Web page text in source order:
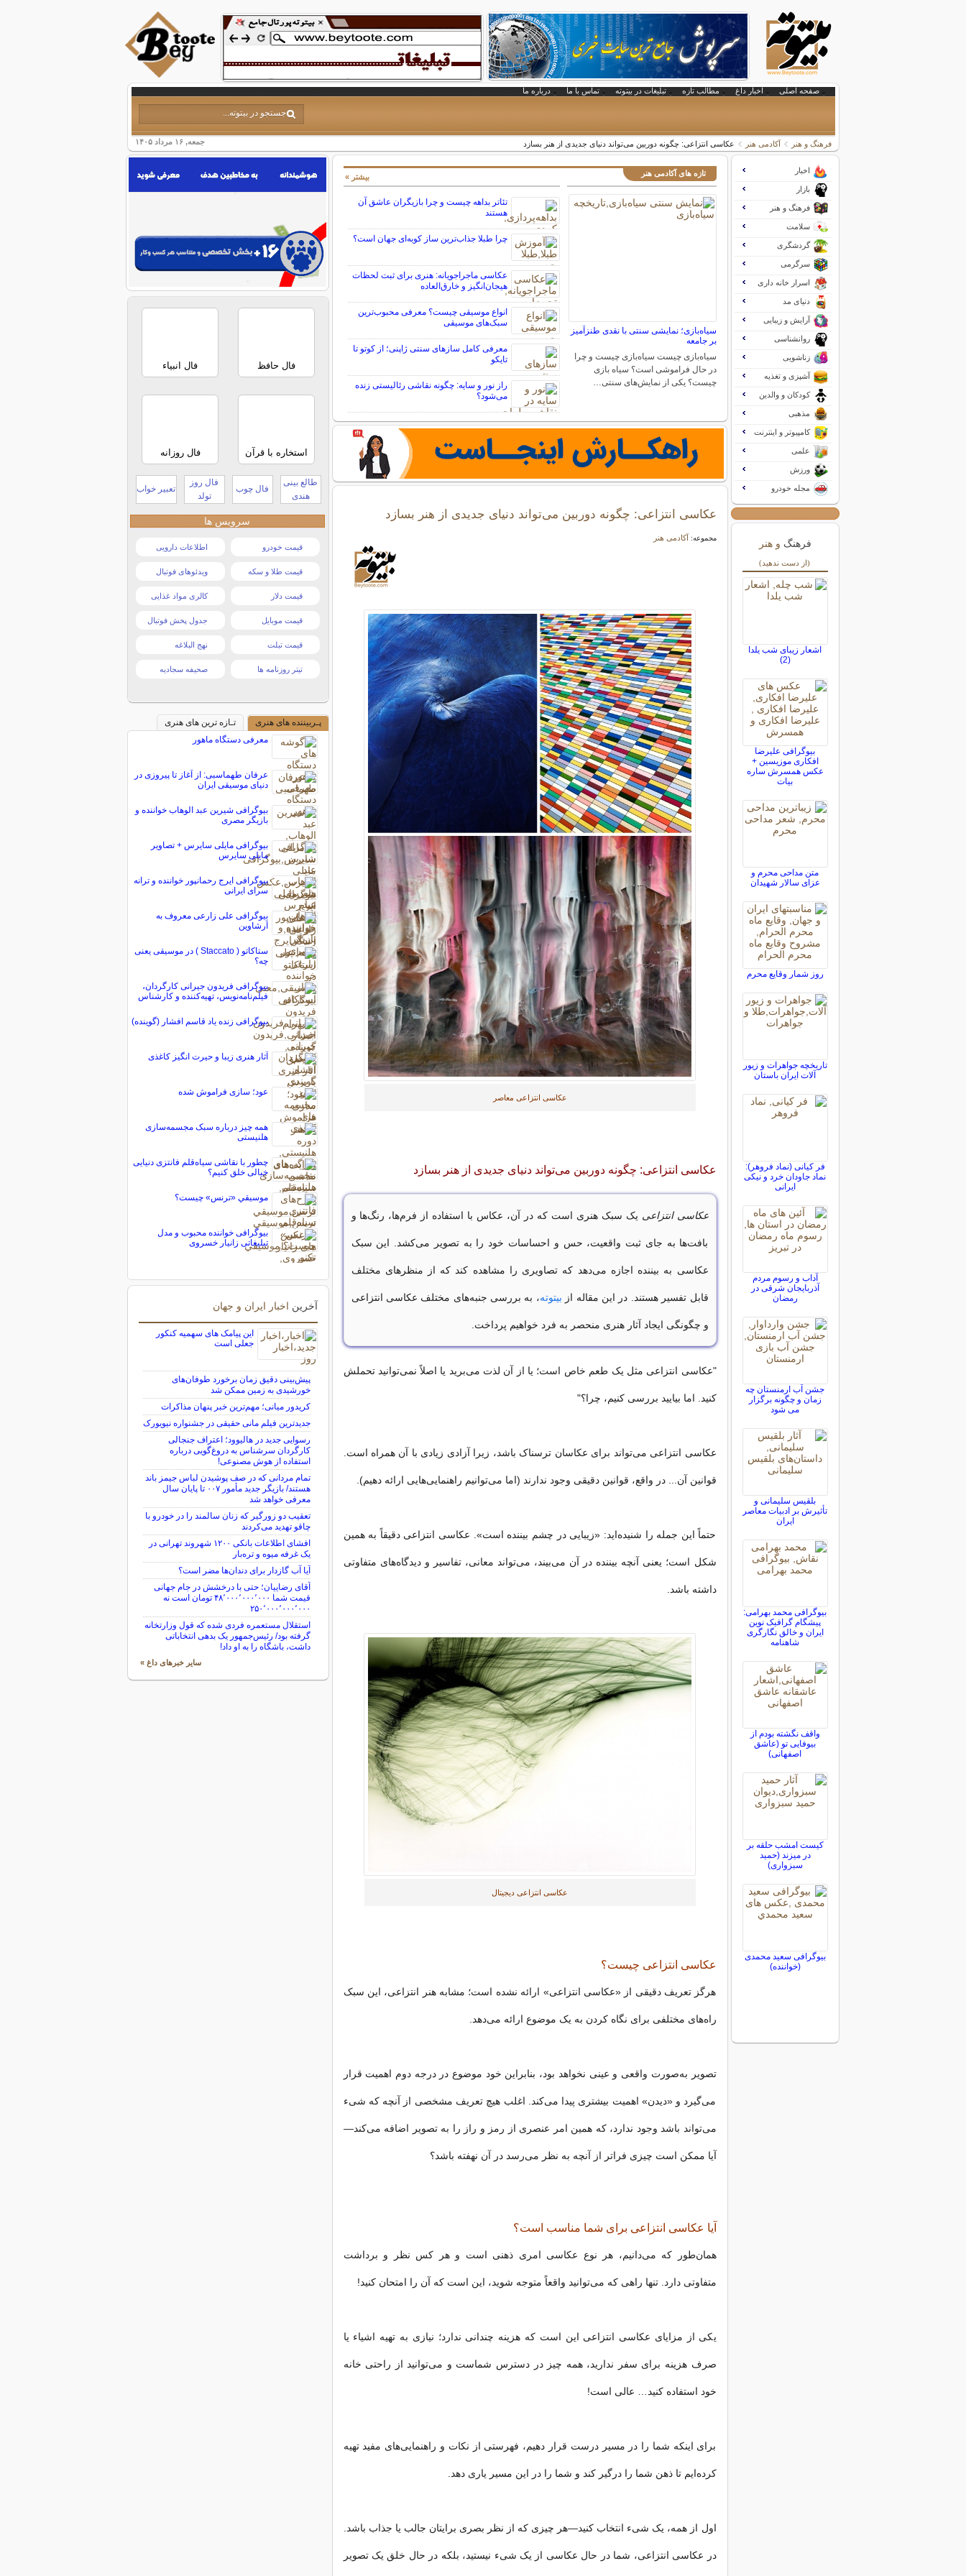
صفحه اصلی اخبار داغ مطالب تازه تبلیغات در بیتوته تماس با ما درباره ما
جمعه, ۱۶ مرداد ۱۴۰۵ فرهنگ و هنر آکادمی هنر عکاسی انتزاعی: چگونه دوربین می‌تواند دنیای جدیدی از هنر بسازد
تازه های آکادمی هنر
سیاه‌بازی؛ نمایشی سنتی با نقدی طنزآمیز
بر جامعه
سیاه‌بازی چیست سیاه‌بازی چیست و چرا
در حال فراموشی است؟ سیاه بازی
چیست؟ یکی از نمایش‌های سنتی…
تئاتر بداهه چیست و چرا بازیگران عاشق آن
هستند
چرا طبلا جذاب‌ترین ساز کوبه‌ای جهان است؟
عکاسی ماجراجویانه: هنری برای ثبت لحظات
هیجان‌انگیز و خارق‌العاده
انواع موسیقی چیست؟ معرفی محبوب‌ترین
سبک‌های موسیقی
معرفی کامل سازهای سنتی ژاپنی؛ از کوتو تا
تایکو
راز نور و سایه: چگونه نقاشی رئالیستی زنده
می‌شود؟
بیشتر »
عکاسی انتزاعی: چگونه دوربین می‌تواند دنیای جدیدی از هنر بسازد
مجموعه: آکادمی هنر
عکاسی انتزاعی معاصر
عکاسی انتزاعی: چگونه دوربین می‌تواند دنیای جدیدی از هنر بسازد
عکاسی انتزاعی یک سبک هنری است که در آن، عکاس با استفاده از فرم‌ها، رنگ‌ها و
بافت‌ها به جای ثبت واقعیت، حس و احساسات خود را به تصویر می‌کشد. این سبک
عکاسی به بیننده اجازه می‌دهد که تصاویری را مشاهده کند که از منظرهای مختلف
قابل تفسیر هستند. در این مقاله از بیتوته، به بررسی جنبه‌های مختلف عکاسی انتزاعی
و چگونگی ایجاد آثار هنری منحصر به فرد خواهیم پرداخت.
"عکاسی انتزاعی مثل یک طعم خاص است؛ یا از آن لذت می‌برید یا اصلاً نمی‌توانید تحملش
کنید. اما بیایید بررسی کنیم، چرا؟"
عکاسی انتزاعی می‌تواند برای عکاسان ترسناک باشد، زیرا آزادی زیادی با آن همراه است.
قوانین آن... در واقع، قوانین دقیقی وجود ندارند (اما می‌توانیم راهنمایی‌هایی ارائه دهیم).
حتماً این جمله را شنیده‌اید: «زیبایی در چشم بیننده است». عکاسی انتزاعی دقیقاً به همین
شکل است؛ یعنی آنچه بیننده در آن می‌بیند، می‌تواند معانی، تفاسیر و دیدگاه‌های متفاوتی
داشته باشد.
عکاسی انتزاعی دیجیتال
عکاسی انتزاعی چیست؟
هرگز تعریف دقیقی از «عکاسی انتزاعی» ارائه نشده است؛ مشابه هنر انتزاعی، این سبک
راه‌های مختلفی برای نگاه کردن به یک موضوع ارائه می‌دهد.
تصویر به‌صورت واقعی و عینی نخواهد بود، بنابراین خود موضوع در درجه دوم اهمیت قرار
می‌گیرد و «دیدن» اهمیت بیشتری پیدا می‌کند. اغلب هیچ تعریف مشخصی از آنچه که شیء
می‌تواند باشد وجود ندارد، که همین امر عنصری از رمز و راز را به تصویر اضافه می‌کند—
آیا ممکن است چیزی فراتر از آنچه به نظر می‌رسد در آن نهفته باشد؟
آیا عکاسی انتزاعی برای شما مناسب است؟
همان‌طور که می‌دانیم، هر نوع عکاسی امری ذهنی است و هر کس نظر و برداشت
متفاوتی دارد. تنها راهی که می‌توانید واقعاً متوجه شوید، این است که آن را امتحان کنید!
یکی از مزایای عکاسی انتزاعی این است که هزینه چندانی ندارد؛ نیازی به تهیه اشیاء یا
صرف هزینه برای سفر ندارید، همه چیز در دسترس شماست و می‌توانید از راحتی خانه
خود استفاده کنید… عالی است!
برای اینکه شما را در مسیر درست قرار دهیم، فهرستی از نکات و راهنمایی‌های مفید تهیه
کرده‌ایم تا ذهن شما را درگیر کند و شما را در این مسیر یاری دهد.
اول از همه، یک شیء انتخاب کنید—هر چیزی که از نظر بصری برایتان جالب یا جذاب باشد.
در عکاسی انتزاعی، شما در حال عکاسی از یک شیء نیستید، بلکه در حال خلق یک تصویر
اخبار
بازار
فرهنگ و هنر
سلامت
گردشگری
سرگرمی
اسرار خانه داری
دنیای مد
آرایش و زیبایی
روانشناسی
زناشویی
آشپزی و تغذیه
کودکان و والدین
مذهبی
کامپیوتر و اینترنت
علمی
ورزش
مجله خودرو
فرهنگ و هنر
(از دست ندهید)
اشعار زیبای شب یلدا
(2)
بیوگرافی علیرضا
افکاری موزیسین +
عکس همسرش ساره
بیات
متن مداحی محرم و
عزای سالار شهیدان
روز شمار وقایع محرم
تاریخچه جواهرات و زیور
آلات ایران باستان
فر کیانی (نماد فروهر):
نماد جاودان خرد و نیکی
ایرانی
آداب و رسوم مردم
آذربایجان شرقی در
رمضان
جشن آب ارمنستان چه
زمان و چگونه برگزار
می شود
بلقیس سلیمانی و
تأثیرش بر ادبیات معاصر
ایران
بیوگرافی محمد بهرامی:
پیشگام گرافیک نوین
ایران و خالق نگارگری
شاهنامه
واقف نگشته بودم از
بیوفایی تو (عاشق
اصفهانی)
کیست امشب حلقه بر
در میزند (حمید
سبزواری)
بیوگرافی سعید محمدی
(خواننده)
فال حافظ فال انبیاء
استخاره با قرآن فال روزانه
طالع بینی
هندی
فال چوب
فال روز
تولد
تعبیر خواب
سرویس ها
قیمت خودرو اطلاعات دارویی
قیمت طلا و سکه ویدئوهای فوتبال
قیمت دلار کالری مواد غذایی
قیمت موبایل جدول پخش فوتبال
قیمت تبلت نهج البلاغه
تیتر روزنامه ها صحیفه سجادیه
پـربیننده های هنری
تـازه ترین های هنری
معرفی دستگاه ماهور
عرفان طهماسبی: از آغاز تا پیروزی در
دنیای موسیقی ایران
بیوگرافی شیرین عبد الوهاب خواننده و
بازیگر مصری
بیوگرافی مایلی سایرس + تصاویر
مایلی سایرس
بیوگرافی ایرج رحمانپور خواننده و ترانه
سرای ایرانی
بیوگرافی علی زارعی معروف به
آرشاوین
ِستاکاتو ( Staccato ) در موسیقی یعنی
چه؟
بیوگرافی فریدون جیرانی کارگردان،
فیلم‌نامه‌نویس، تهیه‌کننده و کارشناس
بیوگرافی زنده یاد قاسم افشار (گوینده)
آثار هنری زیبا و حیرت انگیز کاغذی
عود؛ سازی فراموش شده
همه چیز درباره سبک مجسمه‌سازی
هلنیستی
چطور با نقاشی سیاه‌قلم فانتزی دنیایی
خیالی خلق کنیم؟
موسيقي «ترنس» چيست؟
بیوگرافی خواننده محبوب و مدل
تبلیغاتی زانیار خسروی
آخرین اخبار ایران و جهان
این پیامک های سهمیه کنکور
جعلی است
پیش‌بینی دقیق زمان برخورد طوفان‌های
خورشیدی به زمین ممکن شد
کریدور میانی؛ مهم‌ترین خبر پنهان مذاکرات
جدیدترین فیلم مانی حقیقی در جشنواره نیویورک
رسوایی جدید در هالیوود؛ اعتراف جنجالی
کارگردان سرشناس به دروغ‌گویی درباره
استفاده از هوش مصنوعی!
تمام مردانی که در صف پوشیدن لباس جیمز باند
هستند/ بازیگر جدید مأمور ۰۰۷ تا پایان سال
معرفی خواهد شد
تعقیب دو زورگیر که زنان سالمند را در خودرو با
چاقو تهدید می‌کردند
افشای اطلاعات بانکی ۱۲۰۰ شهروند تهرانی در
یک غرفه میوه و تره‌بار
آیا آب گازدار برای دندان‌ها مضر است؟
آقای رضاییان؛ حتی با درخشش در جام جهانی
قیمت شما ۴۸٬۰۰۰٬۰۰۰٬۰۰۰ تومان است نه
۲۵۰٬۰۰۰٬۰۰۰٬۰۰۰
استقلال مستعمره فردی شده که قول وزارتخانه
گرفته بود/ رئیس‌جمهور یک بدهی انتخاباتی
داشت، باشگاه را به او داد!
سایر خبرهای داغ »